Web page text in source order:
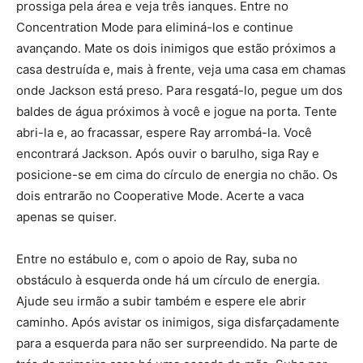
prossiga pela área e veja três ianques. Entre no
Concentration Mode para eliminá-los e continue
avançando. Mate os dois inimigos que estão próximos a
casa destruída e, mais à frente, veja uma casa em chamas
onde Jackson está preso. Para resgatá-lo, pegue um dos
baldes de água próximos à você e jogue na porta. Tente
abri-la e, ao fracassar, espere Ray arrombá-la. Você
encontrará Jackson. Após ouvir o barulho, siga Ray e
posicione-se em cima do círculo de energia no chão. Os
dois entrarão no Cooperative Mode. Acerte a vaca
apenas se quiser.
Entre no estábulo e, com o apoio de Ray, suba no
obstáculo à esquerda onde há um círculo de energia.
Ajude seu irmão a subir também e espere ele abrir
caminho. Após avistar os inimigos, siga disfarçadamente
para a esquerda para não ser surpreendido. Na parte de